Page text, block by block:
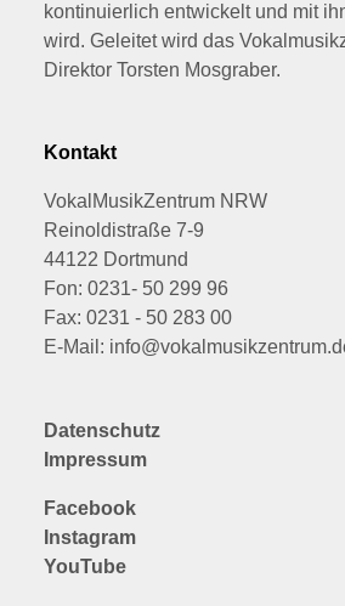
kontinuierlich entwickelt und mit
wird. Geleitet wird das
Direktor Torsten Mosgraber.
Kontakt
VokalMusikZentrum NRW
Reinoldistraße 7-9
44122 Dortmund
Fon: 0231- 50 299 96
Fax: 0231 - 50 283 00
E-Mail:
Datenschutz
Impressum
Facebook
Instagram
YouTube